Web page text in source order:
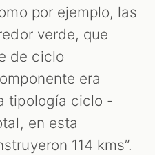
por ejemplo, las
verde, que
de ciclo
era
tipología ciclo -
en esta
114 kms”.